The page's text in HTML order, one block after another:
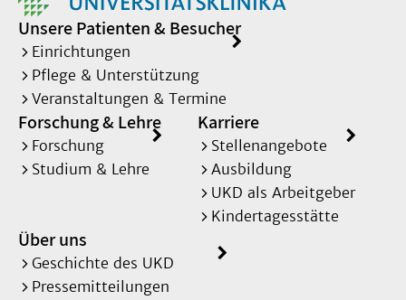
Unsere Patienten & Besucher
Einrichtungen
Pflege & Unterstützung
Veranstaltungen & Termine
Forschung & Lehre
Forschung
Studium & Lehre
Karriere
Stellenangebote
Ausbildung
UKD als Arbeitgeber
Kindertagesstätte
Über uns
Geschichte des UKD
Pressemitteilungen